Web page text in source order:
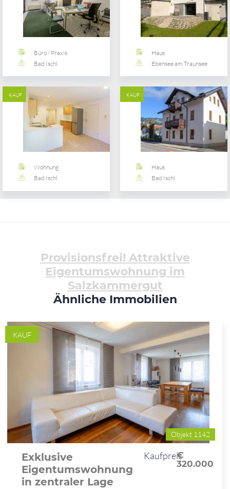
Büro / Praxis
Bad Ischl
Haus
Ebensee am Traunsee
KAUF
Wohnung
Bad Ischl
KAUF
Haus
Bad Ischl
Provisionsfrei! Attraktive
Eigentumswohnung im
Salzkammergut
Ähnliche Immobilien
KAUF
Objekt 1142
Exklusive
Eigentumswohnung
in zentraler Lage
Kaufpreis
€
320.000